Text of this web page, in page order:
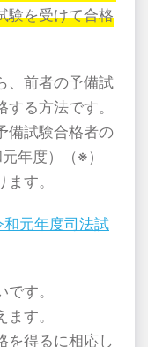
験を受けて合格
、前者の予備試
る方法です。
備試験合格者の
年度）（※）
す。
元年度司法試
す。
す。
を得るに相応し